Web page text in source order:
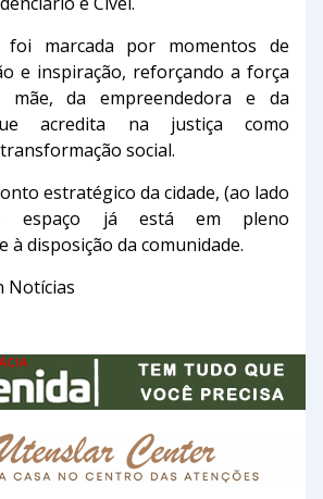
foi marcada por momentos de
e inspiração, reforçando a força
da empreendedora e da
acredita na justiça como
social.
estratégico da cidade, (ao lado
espaço já está em pleno
à disposição da comunidade.
Notícias